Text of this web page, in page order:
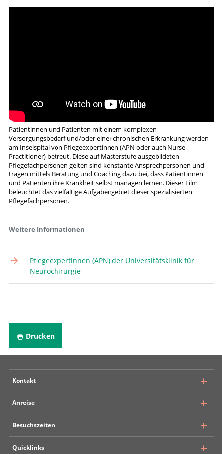
Patientinnen und Patienten mit einem komplexen
Versorgungsbedarf und/oder einer chronischen Erkrankung werden
am Inselspital von Pflegeexpertinnen (APN oder auch Nurse
Practitioner) betreut. Diese auf Masterstufe ausgebildeten
Pflegefachpersonen gelten sind konstante Ansprechpersonen und
tragen mittels Beratung und Coaching dazu bei, dass Patientinnen
und Patienten ihre Krankheit selbst managen lernen. Dieser Film
beleuchtet das vielfältige Aufgabengebiet dieser spezialisierten
Pflegefachpersonen.
Weitere Informationen
Pflegeexpertinnen (APN) der Universitätsklinik für
Neurochirurgie
Drucken
Kontakt
Inselspital Bern
CH – 3010 Bern
Anreise
Öffentlicher Verkehr
Besuchszeiten
Quicklinks